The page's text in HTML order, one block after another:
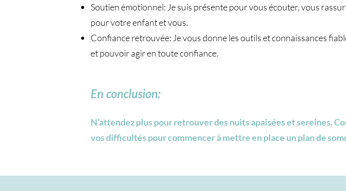
Soutien émotionnel: Je suis présente pour vous écouter, vous
pour votre enfant et vous.
Confiance retrouvée: Je vous donne les outils et connaissances
et pouvoir agir en toute confiance.
En conclusion:
​N’attendez plus pour retrouver des nuits apaisées et sereines.
vos difficultés pour commencer à mettre en place un plan de